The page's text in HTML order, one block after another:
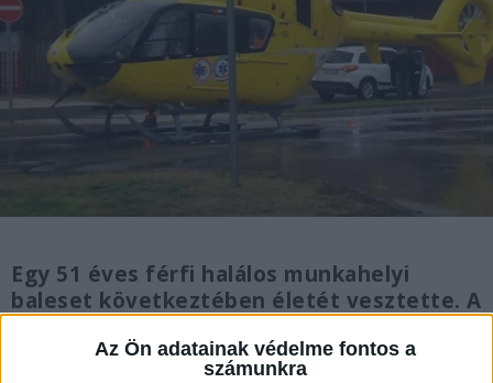
Az Ön adatainak védelme fontos a
számunkra
Egy 51 éves férfi halálos munkahelyi
baleset következtében életét vesztette. A
markológép egy konténernek nyomta egy